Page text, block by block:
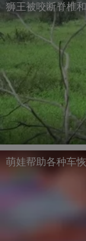
狮王被咬断脊椎
萌娃帮助各种车